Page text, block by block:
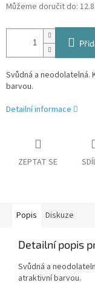
Můžeme doručit do:
Svůdná a neodolatelná.
barvou.
Detailní informace
ZEPTAT SE
Popis Diskuze
Detailní popis
Svůdná a
atraktivní barvou.